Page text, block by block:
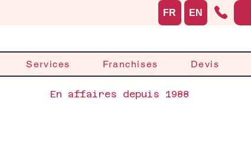
Services Franchises Devis
En affaires depuis 1988
FR EN